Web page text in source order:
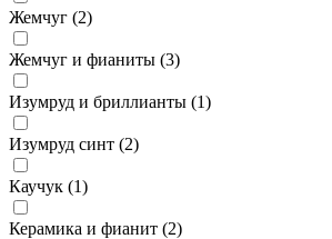
Жемчуг (2)
Жемчуг и фианиты (3)
Изумруд и бриллианты (1)
Изумруд синт (2)
Каучук (1)
Керамика и фианит (2)